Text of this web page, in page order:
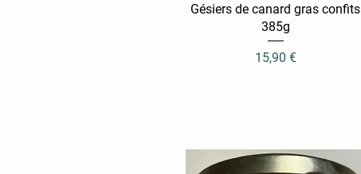
Aperçu rapide
Gésiers de canard gras confits
385g
Prix
15,90 €